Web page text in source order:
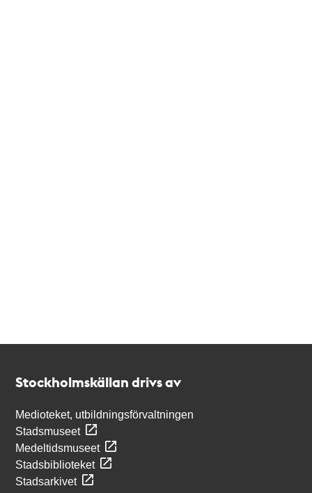
Stockholmskällan drivs av
Medioteket, utbildningsförvaltningen
Stadsmuseet
Medeltidsmuseet
Stadsbiblioteket
Stadsarkivet